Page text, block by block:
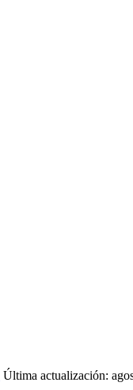
Última actualización: